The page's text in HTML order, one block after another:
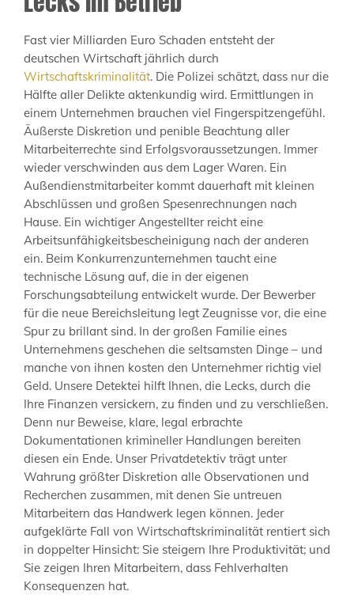
Fast vier Milliarden Euro Schaden entsteht der
deutschen Wirtschaft jährlich durch
Wirtschaftskriminalität. Die Polizei schätzt, dass nur die
Hälfte aller Delikte aktenkundig wird. Ermittlungen in
einem Unternehmen brauchen viel Fingerspitzengefühl.
Äußerste Diskretion und penible Beachtung aller
Mitarbeiterrechte sind Erfolgsvoraussetzungen. Immer
wieder verschwinden aus dem Lager Waren. Ein
Außendienstmitarbeiter kommt dauerhaft mit kleinen
Abschlüssen und großen Spesenrechnungen nach
Hause. Ein wichtiger Angestellter reicht eine
Arbeitsunfähigkeitsbescheinigung nach der anderen
ein. Beim Konkurrenzunternehmen taucht eine
technische Lösung auf, die in der eigenen
Forschungsabteilung entwickelt wurde. Der Bewerber
für die neue Bereichsleitung legt Zeugnisse vor, die eine
Spur zu brillant sind. In der großen Familie eines
Unternehmens geschehen die seltsamsten Dinge – und
manche von ihnen kosten den Unternehmer richtig viel
Geld. Unsere Detektei hilft Ihnen, die Lecks, durch die
Ihre Finanzen versickern, zu finden und zu verschließen.
Denn nur Beweise, klare, legal erbrachte
Dokumentationen krimineller Handlungen bereiten
diesen ein Ende. Unser Privatdetektiv trägt unter
Wahrung größter Diskretion alle Observationen und
Recherchen zusammen, mit denen Sie untreuen
Mitarbeitern das Handwerk legen können. Jeder
aufgeklärte Fall von Wirtschaftskriminalität rentiert sich
in doppelter Hinsicht: Sie steigern Ihre Produktivität; und
Sie zeigen Ihren Mitarbeitern, dass Fehlverhalten
Konsequenzen hat.